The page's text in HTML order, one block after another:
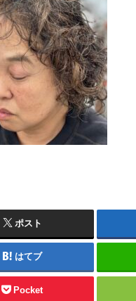
ポスト
はてブ
Pocket